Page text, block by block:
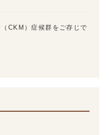
CKM）症候群をご存じで